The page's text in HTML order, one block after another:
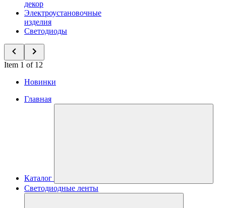
декор
Электроустановочные
изделия
Светодиоды
Item 1 of 12
Новинки
Главная
Каталог
Светодиодные ленты